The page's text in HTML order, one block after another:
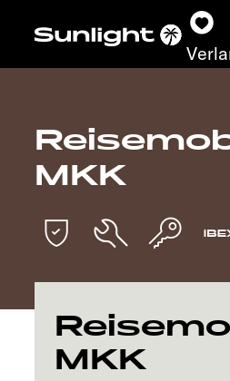
Vind jouw
Ontdek
MKK
MKK